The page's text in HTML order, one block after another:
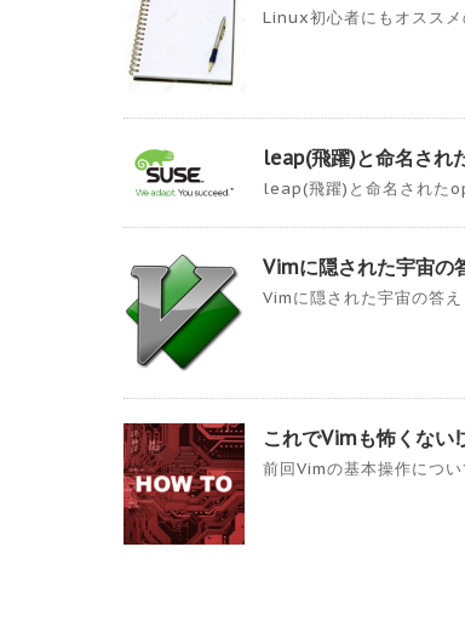
Linux初心者にもオスス
leap(飛躍)と命名され
leap(飛躍)と命名された
Vimに隠された宇宙の
Vimに隠された宇宙の答
これでVimも怖くない
前回Vimの基本操作につ